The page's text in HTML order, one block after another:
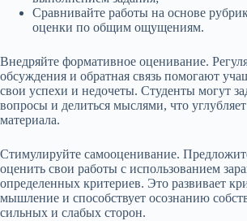
Сравнивайте работы на основе
оценки по общим ощущениям.
Внедряйте формативное оценивание.
обсуждения и обратная связь помогают
свои успехи и недочеты. Студенты могут
вопросы и делиться мыслями, что
материала.
Стимулируйте самооценивание.
оценить свои работы с использованием
определенных критериев. Это развивает
мышление и способствует осознанию
сильных и слабых сторон.